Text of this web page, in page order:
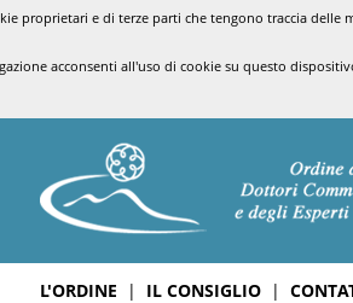
proprietari e di terze parti che tengono traccia
acconsenti all'uso di cookie su questo
L'ORDINE | IL CONSIGLIO |